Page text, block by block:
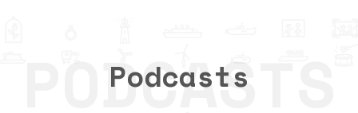
Podcasts